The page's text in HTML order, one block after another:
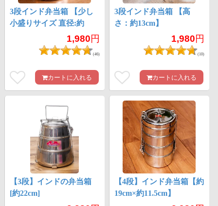
3段インド弁当箱 【少し
小盛りサイズ 直径:約
10cm 高さ:約12cm】1,980円
(46)
カートに入れる
3段インド弁当箱 【高
さ：約13cm】
1,980円
(10)
カートに入れる
【3段】インドの弁当箱
[約22cm]
【4段】インド弁当箱【約
19cm×約11.5cm】